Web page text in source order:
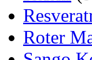
Roter